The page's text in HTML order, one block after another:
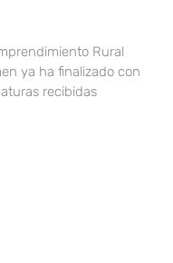
Rural
ya ha finalizado con
recibidas